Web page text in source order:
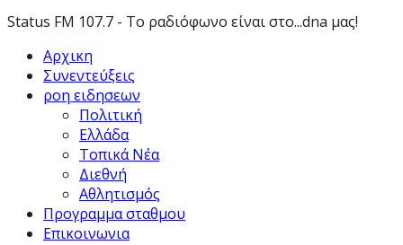
Status FM 107.7 - Το ραδιόφωνο είναι στο...dna μας!
Αρχικη
Συνεντεύξεις
ροη ειδησεων
Πολιτική
Ελλάδα
Τοπικά Νέα
Διεθνή
Αθλητισμός
Προγραμμα σταθμου
Επικοινωνια